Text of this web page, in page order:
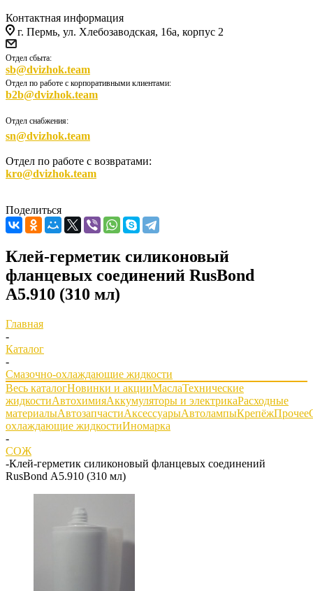
Контактная информация
г. Пермь, ул. Хлебозаводская, 16а, корпус 2
Отдел сбыта:
sb@dvizhok.team
Отдел по работе с корпоративными клиентами:
b2b@dvizhok.team
Отдел снабжения:
sn@dvizhok.team
Отдел по работе с возвратами:
kro@dvizhok.team
Поделиться
Клей-герметик силиконовый
фланцевых соединений RusBond
А5.910 (310 мл)
Главная
-
Каталог
-
Смазочно-охлаждающие жидкости
Весь каталогНовинки и акцииМаслаТехнические
жидкостиАвтохимияАккумуляторы и электрикаРасходные
материалыАвтозапчастиАксессуарыАвтолампыКрепёжПрочее
охлаждающие жидкостиИномарка
-
СОЖ
-Клей-герметик силиконовый фланцевых соединений
RusBond А5.910 (310 мл)